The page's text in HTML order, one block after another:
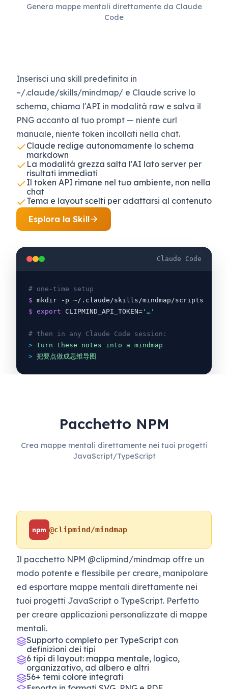
Genera mappe mentali direttamente da Claude
Code
Inserisci una skill predefinita in
~/.claude/skills/mindmap/ e Claude scrive lo
schema, chiama l'API in modalità raw e salva il
PNG accanto al tuo prompt — niente curl
manuale, niente token incollati nella chat.
Claude redige autonomamente lo schema
markdown
La modalità grezza salta l'AI lato server per
risultati immediati
Il token API rimane nel tuo ambiente, non nella
chat
Tema e layout scelti per adattarsi al contenuto
Esplora la Skill
Claude Code
# one-time setup
$ mkdir -p ~/.claude/skills/mindmap/scripts
$ export CLIPMIND_API_TOKEN= '…'
# then in any Claude Code session:
> turn these notes into a mindmap
> 把要点做成思维导图
Pacchetto NPM
Crea mappe mentali direttamente nei tuoi progetti
JavaScript/TypeScript
npm @clipmind/mindmap
Il pacchetto NPM @clipmind/mindmap offre un
modo potente e flessibile per creare, manipolare
ed esportare mappe mentali direttamente nei
tuoi progetti JavaScript o TypeScript. Perfetto
per creare applicazioni personalizzate di mappe
mentali.
Supporto completo per TypeScript con
definizioni dei tipi
6 tipi di layout: mappa mentale, logico,
organizzativo, ad albero e altri
56+ temi colore integrati